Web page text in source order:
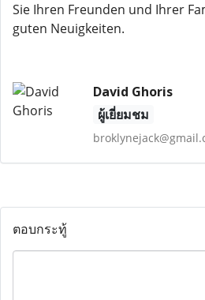
Sie Ihren Freunden und Ihrer
guten Neuigkeiten.
David Ghoris
ผู้เยี่ยมชม
ตอบกระทู้